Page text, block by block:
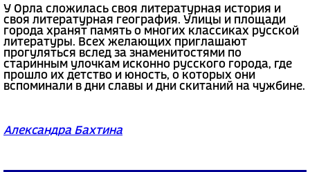
У Орла сложилась своя литературная история и
своя литературная география. Улицы и площади
города хранят память о многих классиках русской
литературы. Всех желающих приглашают
прогуляться вслед за знаменитостями по
старинным улочкам исконно русского города, где
прошло их детство и юность, о которых они
вспоминали в дни славы и дни скитаний на чужбине.
Александра Бахтина